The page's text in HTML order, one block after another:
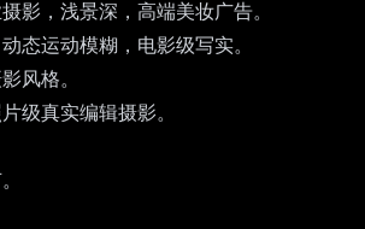
影，浅景深，高端美妆广告。
态运动模糊，电影级写实。
风格。
级真实编辑摄影。